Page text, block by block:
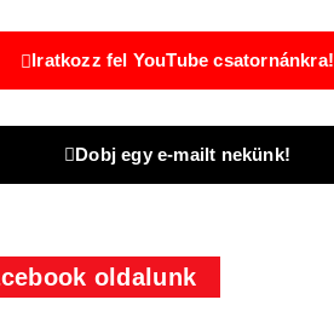
Iratkozz fel YouTube csatornánkra!
Dobj egy e-mailt nekünk!
oldalunk